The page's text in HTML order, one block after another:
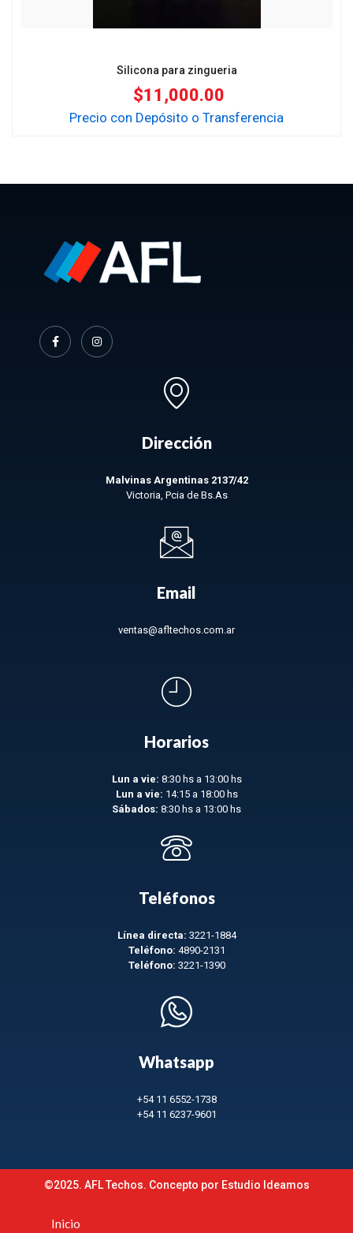
Silicona para zingueria
$11,000.00
Precio con Depósito o Transferencia
Dirección
Malvinas Argentinas 2137/42
Victoria, Pcia de Bs.As
Email
ventas@afltechos.com.ar
Horarios
Lun a vie: 8:30 hs a 13:00 hs
Lun a vie: 14:15 a 18:00 hs
Sábados: 8:30 hs a 13:00 hs
Teléfonos
Línea directa: 3221-1884
Teléfono: 4890-2131
Teléfono: 3221-1390
Whatsapp
+54 11 6552-1738
+54 11 6237-9601
©2025. AFL Techos. Concepto por Estudio Ideamos
Inicio